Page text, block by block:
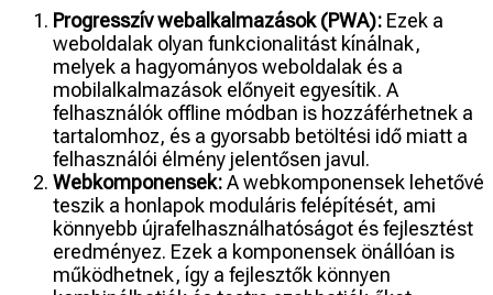
Progresszív webalkalmazások (PWA): Ezek a
weboldalak olyan funkcionalitást kínálnak,
melyek a hagyományos weboldalak és a
mobilalkalmazások előnyeit egyesítik. A
felhasználók offline módban is hozzáférhetnek a
tartalomhoz, és a gyorsabb betöltési idő miatt a
felhasználói élmény jelentősen javul.
Webkomponensek:A webkomponensek lehetővé
teszik a honlapok moduláris felépítését, ami
könnyebb újrafelhasználhatóságot és fejlesztést
eredményez. Ezek a komponensek önállóan is
működhetnek, így a fejlesztők könnyen